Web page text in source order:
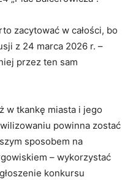
zacytować w całości, bo
z 24 marca 2026 r. –
przez ten sam
w tkankę miasta i jego
powinna zostać
sposobem na
– wykorzystać
konkursu